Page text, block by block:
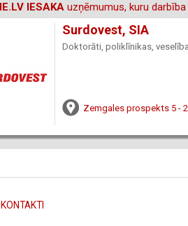
IESAKA uzņēmumus, kuru
Surdovest, SIA
Doktorāti, poliklīnikas,
Zemgales prospekts 5 -